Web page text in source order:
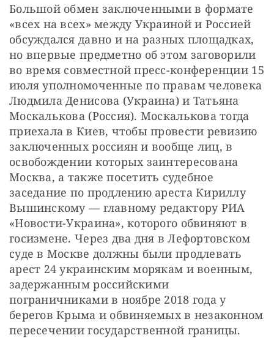
Большой обмен заключенными в формате
«всех на всех» между Украиной и Россией
обсуждался давно и на разных площадках,
но впервые предметно об этом заговорили
во время совместной пресс-конференции 15
июля уполномоченные по правам человека
Людмила Денисова (Украина) и Татьяна
Москалькова (Россия). Москалькова тогда
приехала в Киев, чтобы провести ревизию
заключенных россиян и вообще лиц, в
освобождении которых заинтересована
Москва, а также посетить судебное
заседание по продлению ареста Кириллу
Вышинскому — главному редактору РИА
«Новости-Украина», которого обвиняют в
госизмене. Через два дня в Лефортовском
суде в Москве должны были продлевать
арест 24 украинским морякам и военным,
задержанным российскими
пограничниками в ноябре 2018 года у
берегов Крыма и обвиняемых в незаконном
пересечении государственной границы.